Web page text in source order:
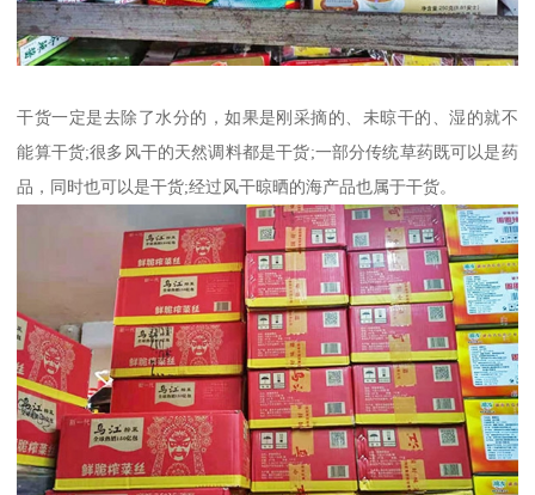
干货一定是去除了水分的，如果是刚采摘的、未晾干的、湿的就不
能算干货;很多风干的天然调料都是干货;一部分传统草药既可以是药
品，同时也可以是干货;经过风干晾晒的海产品也属于干货。